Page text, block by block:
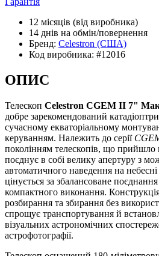
12 місяців (від виробника)
14 днів на обмін/повернення
Бренд: Celestron (США)
Код виробника: #12016
ОПИС
Телескоп Celestron CGEM II 7"
добре зарекомендований
сучасному екваторіальному
керуванням. Належить до серії
поколінням телескопів, що прийшло
поєднує в собі велику апертуру з
автоматичного наведення на
цінується за збалансоване
компактного виконання.
розбирання та збирання без
спрощує транспортування й
візуальних астрономічних
астрофотографії.